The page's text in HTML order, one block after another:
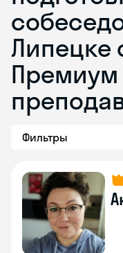
Липецке
Премиум
Фильтры
Skyeng Chat